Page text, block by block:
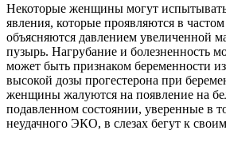
Некоторые женщины могут
явления, которые проявляются в
объясняются давлением увеличенной
пузырь. Нагрубание и болезненность
может быть признаком беременности
высокой дозы прогестерона при
женщины жалуются на появление на
подавленном состоянии, уверенные в
неудачного ЭКО, в слезах бегут к